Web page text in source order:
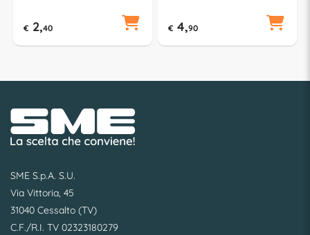
€ 2,40 € 4,90
SME S.p.A. S.U.
Via Vittoria, 45
31040 Cessalto (TV)
C.F./R.I. TV 02323180279